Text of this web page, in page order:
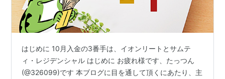
はじめに 10月入金の3番手は、イオンリートとサムテ
ィ・レジデンシャル はじめに お疲れ様です、たっつん
(@326099)です 本ブログに目を通して頂くにあたり、主